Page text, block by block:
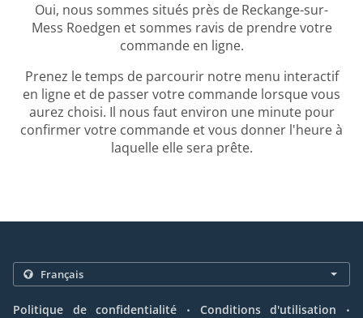
Oui, nous sommes situés près de Reckange-sur-
Mess Roedgen et sommes ravis de prendre votre
commande en ligne.
Prenez le temps de parcourir notre menu interactif
en ligne et de passer votre commande lorsque vous
aurez choisi. Il nous faut environ une minute pour
confirmer votre commande et vous donner l'heure à
laquelle elle sera prête.
Politique de confidentialité . Conditions d'utilisation .